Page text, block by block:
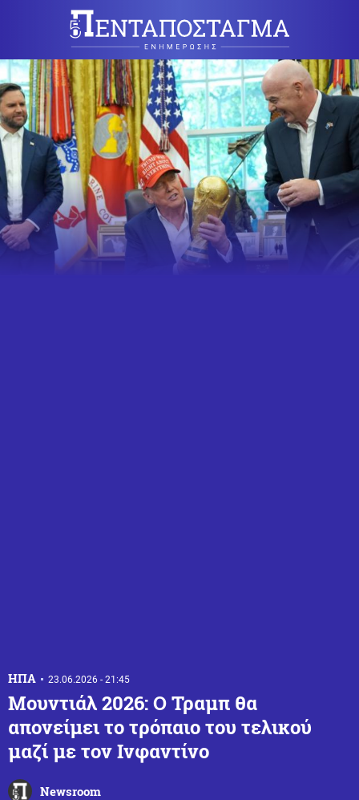
ΗΠΑ 23.06.2026 - 21:45
Μουντιάλ 2026: Ο Τραμπ θα
απονείμει το τρόπαιο του τελικού
μαζί με τον Ινφαντίνο
Newsroom